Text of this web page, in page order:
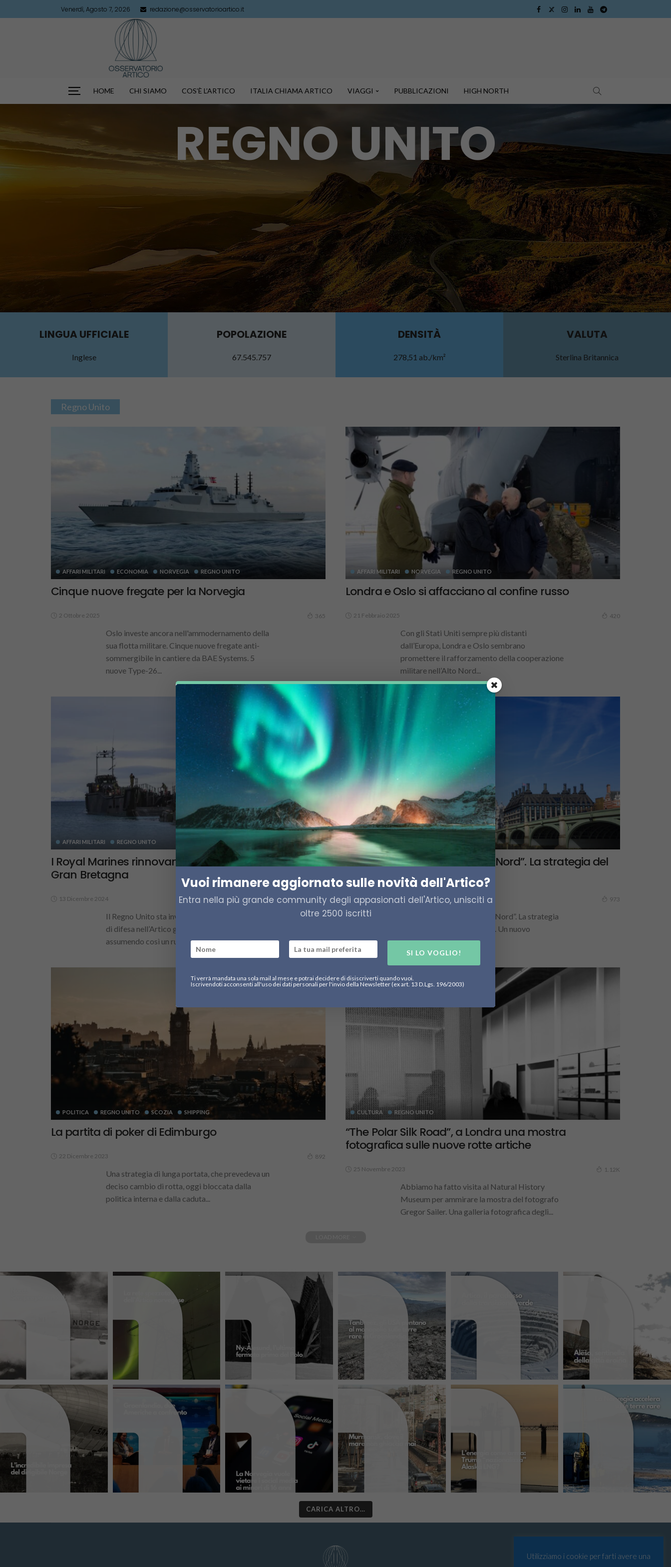
Venerdì, Agosto 7, 2026 redazione@osservatorioartico.it
HOME CHI SIAMO COS’È L’ARTICO ITALIA CHIAMA ARTICO VIAGGI PUBBLICAZIONI HIGH NORTH
REGNO UNITO
LINGUA UFFICIALE
Inglese
POPOLAZIONE
67.545.757
DENSITÀ
278,51 ab./km²
VALUTA
Sterlina Britannica
Regno Unito
AFFARI MILITARI ECONOMIA NORVEGIA REGNO UNITO
Cinque nuove fregate per la Norvegia
2 Ottobre 2025 365
Oslo investe ancora nell'ammodernamento della
sua flotta militare. Cinque nuove fregate anti-
sommergibile in cantiere da BAE Systems. 5
nuove Type-26...
AFFARI MILITARI NORVEGIA REGNO UNITO
Londra e Oslo si affacciano al confine russo
21 Febbraio 2025 420
Con gli Stati Uniti sempre più distanti
dall’Europa, Londra e Oslo sembrano
promettere il rafforzamento della cooperazione
militare nell’Alto Nord...
AFFARI MILITARI REGNO UNITO
I Royal Marines rinnovano le capacità artiche della
Gran Bretagna
13 Dicembre 2024 573
Il Regno Unito sta investendo nelle sue capacità
di difesa nell’Artico grazie ai Royal Marines,
assumendo così un ruolo chiave...
AFFARI MILITARI
“I nostri amici – e nemici – al Nord”. La strategia del
Regno Unito per l’Artico
3 Gennaio 2024 973
“I nostri amici - e nemici - al Nord”. La strategia
del Regno Unito per l’Artico. Un nuovo
documento della...
POLITICA REGNO UNITO SCOZIA SHIPPING
La partita di poker di Edimburgo
22 Dicembre 2023 892
Una strategia di lunga portata, che prevedeva un
deciso cambio di rotta, oggi bloccata dalla
politica interna e dalla caduta...
CULTURA REGNO UNITO
“The Polar Silk Road”, a Londra una mostra
fotografica sulle nuove rotte artiche
25 Novembre 2023 1.12K
Abbiamo ha fatto visita al Natural History
Museum per ammirare la mostra del fotografo
Gregor Sailer. Una galleria fotografica degli...
CARICA ALTRO…
Utilizziamo i cookie per farti avere una
Vuoi rimanere aggiornato sulle novità dell'Artico?
Entra nella più grande community degli appasionati dell'Artico, unisciti a
oltre 2500 iscritti
SI LO VOGLIO!
Ti verrà mandata una sola mail al mese e potrai decidere di disiscriverti quando vuoi.
Iscrivendoti acconsenti all'uso dei dati personali per l'invio della Newsletter (ex art. 13 D.Lgs. 196/2003)